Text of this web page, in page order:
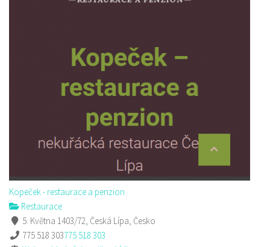
Kopeček - restaurace a penzion
Restaurace
5. Května 1403/72, Česká Lípa, Česko
775 518 303775 518 303